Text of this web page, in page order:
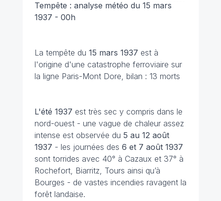
Tempête : analyse météo du 15 mars
1937 - 00h
La tempête du 15 mars 1937 est à
l'origine d'une catastrophe ferroviaire sur
la ligne Paris-Mont Dore, bilan : 13 morts
L'été 1937 est très sec y compris dans le
nord-ouest - une vague de chaleur assez
intense est observée du 5 au 12 août
1937 - les journées des 6 et 7 août 1937
sont torrides avec 40° à Cazaux et 37° à
Rochefort, Biarritz, Tours ainsi qu’à
Bourges - de vastes incendies ravagent la
forêt landaise.